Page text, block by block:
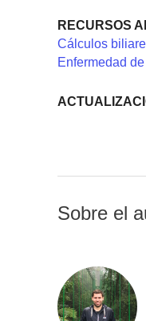
RECURSOS
Cálculos
Enfermedad
Sobre el